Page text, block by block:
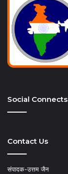
Social Connects
Contact Us
संपादक-उत्तम जैन